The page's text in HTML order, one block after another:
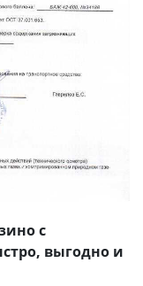
с
выгодно и